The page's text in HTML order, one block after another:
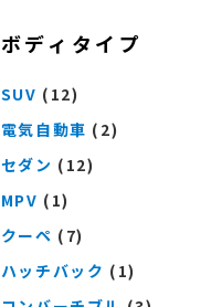
ボディタイプ
SUV (12)
電気自動車 (2)
セダン (12)
MPV (1)
クーペ (7)
ハッチバック (1)